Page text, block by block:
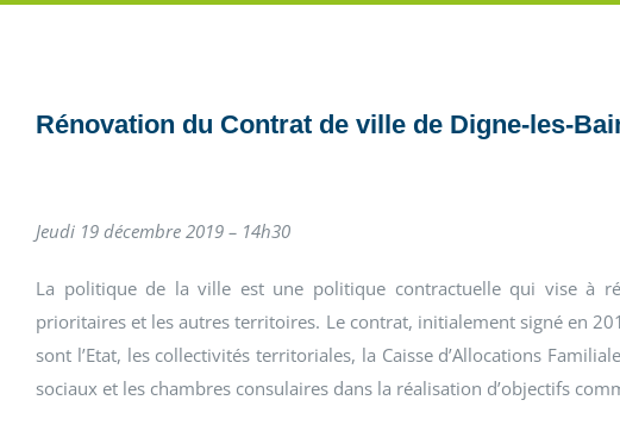
Rénovation du Contrat de ville de Digne-les-
Jeudi 19 décembre 2019 – 14h30
La politique de la ville est une politique contractuelle qui vise à
prioritaires et les autres territoires. Le contrat, initialement signé en
sont l’Etat, les collectivités territoriales, la Caisse d’Allocations
sociaux et les chambres consulaires dans la réalisation d’objectifs